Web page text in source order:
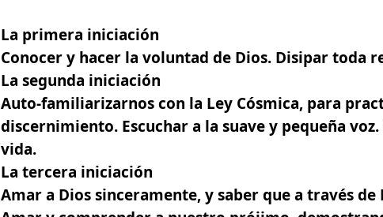
La primera iniciación
Conocer y hacer la voluntad de Dios. Disipar toda
La segunda iniciación
Auto-familiarizarnos con la Ley Cósmica, para
discernimiento. Escuchar a la suave y pequeña
vida.
La tercera iniciación
Amar a Dios sinceramente, y saber que a través de